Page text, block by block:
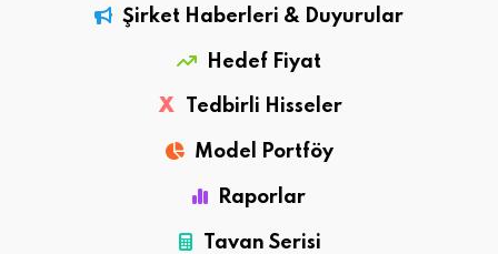
Şirket Haberleri & Duyurular
Hedef Fiyat
X Tedbirli Hisseler
Model Portföy
Raporlar
Tavan Serisi